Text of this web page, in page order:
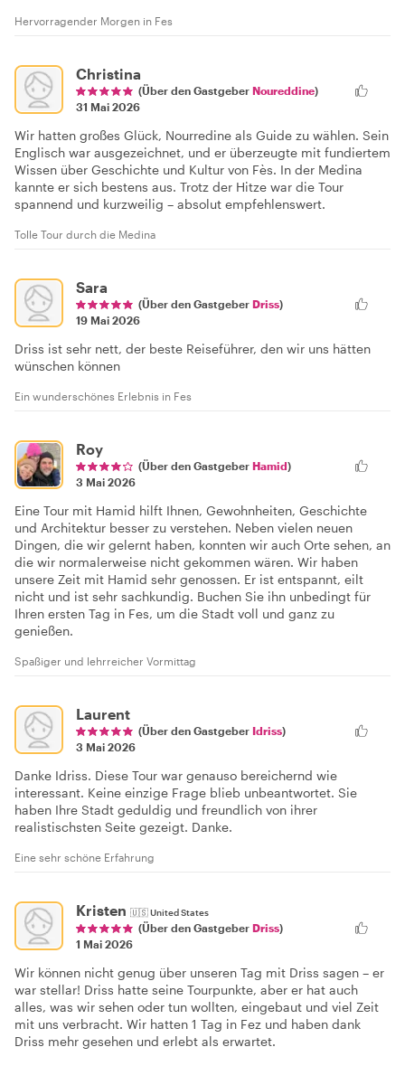
Hervorragender Morgen in Fes
Christina
(Über den Gastgeber Noureddine)
31 Mai 2026
Wir hatten großes Glück, Nourredine als Guide zu wählen. Sein
Englisch war ausgezeichnet, und er überzeugte mit fundiertem
Wissen über Geschichte und Kultur von Fès. In der Medina
kannte er sich bestens aus. Trotz der Hitze war die Tour
spannend und kurzweilig – absolut empfehlenswert.
Tolle Tour durch die Medina
Sara
(Über den Gastgeber Driss)
19 Mai 2026
Driss ist sehr nett, der beste Reiseführer, den wir uns hätten
wünschen können
Ein wunderschönes Erlebnis in Fes
Roy
(Über den Gastgeber Hamid)
3 Mai 2026
Eine Tour mit Hamid hilft Ihnen, Gewohnheiten, Geschichte
und Architektur besser zu verstehen. Neben vielen neuen
Dingen, die wir gelernt haben, konnten wir auch Orte sehen, an
die wir normalerweise nicht gekommen wären. Wir haben
unsere Zeit mit Hamid sehr genossen. Er ist entspannt, eilt
nicht und ist sehr sachkundig. Buchen Sie ihn unbedingt für
Ihren ersten Tag in Fes, um die Stadt voll und ganz zu
genießen.
Spaßiger und lehrreicher Vormittag
Laurent
(Über den Gastgeber Idriss)
3 Mai 2026
Danke Idriss. Diese Tour war genauso bereichernd wie
interessant. Keine einzige Frage blieb unbeantwortet. Sie
haben Ihre Stadt geduldig und freundlich von ihrer
realistischsten Seite gezeigt. Danke.
Eine sehr schöne Erfahrung
Kristen 🇺🇸United States
(Über den Gastgeber Driss)
1 Mai 2026
Wir können nicht genug über unseren Tag mit Driss sagen – er
war stellar! Driss hatte seine Tourpunkte, aber er hat auch
alles, was wir sehen oder tun wollten, eingebaut und viel Zeit
mit uns verbracht. Wir hatten 1 Tag in Fez und haben dank
Driss mehr gesehen und erlebt als erwartet.